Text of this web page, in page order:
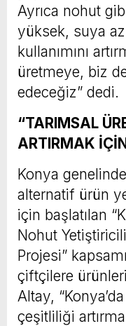
Ayrıca nohut
yüksek, suya
kullanımını
üretmeye, biz
edeceğiz” dedi.
“TARIMSAL
ARTIRMAK
Konya
alternatif ürün
için başlatılan
Nohut
Projesi”
çiftçilere
Altay,
çeşitliliği